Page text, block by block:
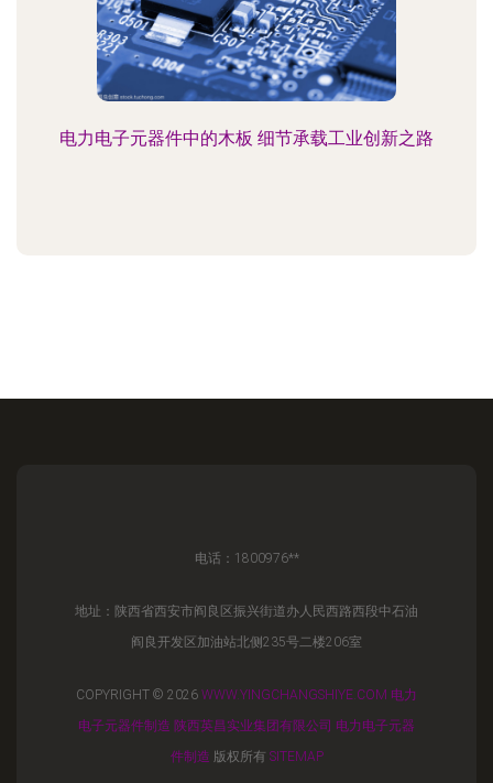
电力电子元器件中的木板 细节承载工业创新之路
电话：1800976**
地址：陕西省西安市阎良区振兴街道办人民西路西段中石油
阎良开发区加油站北侧235号二楼206室
COPYRIGHT © 2026 WWW.YINGCHANGSHIYE.COM 电力
电子元器件制造 陕西英昌实业集团有限公司 电力电子元器
件制造 版权所有 SITEMAP